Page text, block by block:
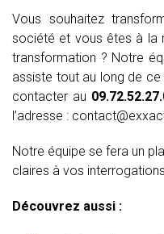
Vous souhaitez
société et vous êtes à la
transformation ? Notre
assiste tout au long de ce
contacter au
l’adresse :
Notre équipe se fera un
claires à vos
Découvrez aussi :